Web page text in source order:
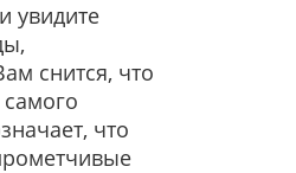
увидите
снится, что
что